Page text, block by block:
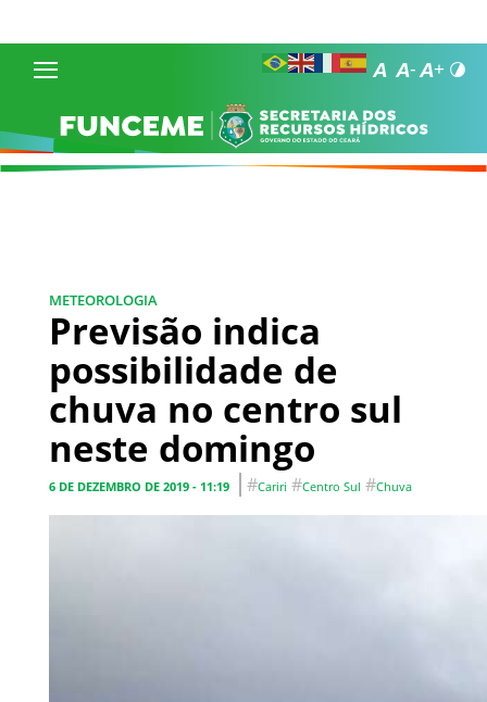
METEOROLOGIA
Previsão indica
possibilidade de
chuva no centro sul
neste domingo
6 DE DEZEMBRO DE 2019 - 11:19 #Cariri #Centro Sul #Chuva